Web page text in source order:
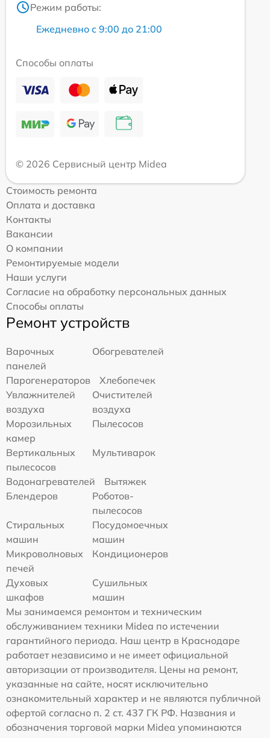
Режим работы:
Ежедневно с 9:00 до 21:00
Способы оплаты
© 2026 Сервисный центр Midea
Стоимость ремонта
Оплата и доставка
Контакты
Вакансии
О компании
Ремонтируемые модели
Наши услуги
Согласие на обработку персональных данных
Способы оплаты
Ремонт устройств
Варочных
панелей
Обогревателей
Парогенераторов
Хлебопечек
Увлажнителей
воздуха
Очистителей
воздуха
Морозильных
камер
Пылесосов
Вертикальных
пылесосов
Мультиварок
Водонагревателей
Вытяжек
Блендеров
Роботов-
пылесосов
Стиральных
машин
Посудомоечных
машин
Микроволновых
печей
Кондиционеров
Духовых
шкафов
Сушильных
машин
Мы занимаемся ремонтом и техническим
обслуживанием техники Midea по истечении
гарантийного периода. Наш центр в Краснодаре
работает независимо и не имеет официальной
авторизации от производителя. Цены на ремонт,
указанные на сайте, носят исключительно
ознакомительный характер и не являются публичной
офертой согласно п. 2 ст. 437 ГК РФ. Названия и
обозначения торговой марки Midea упоминаются